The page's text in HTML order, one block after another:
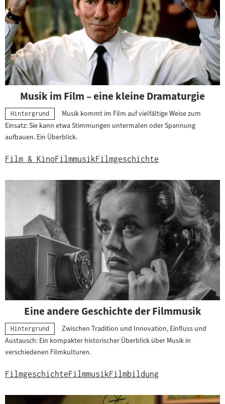
h
e
r
g
e
b
n
s
s
e
Musik im Film – eine kleine Dramaturgie
Kategorie:
Hintergrund
Musik kommt im Film auf vielfältige Weise zum
Einsatz: Sie kann etwa Stimmungen untermalen oder Spannung
aufbauen. Ein Überblick.
Film & KinoFilmmusikFilmgeschichte
Eine andere Geschichte der Filmmusik
Kategorie:
Hintergrund
Zwischen Tradition und Innovation, Einfluss und
Austausch: Ein kompakter historischer Überblick über Musik in
verschiedenen Filmkulturen.
FilmgeschichteFilmmusikFilmbildung